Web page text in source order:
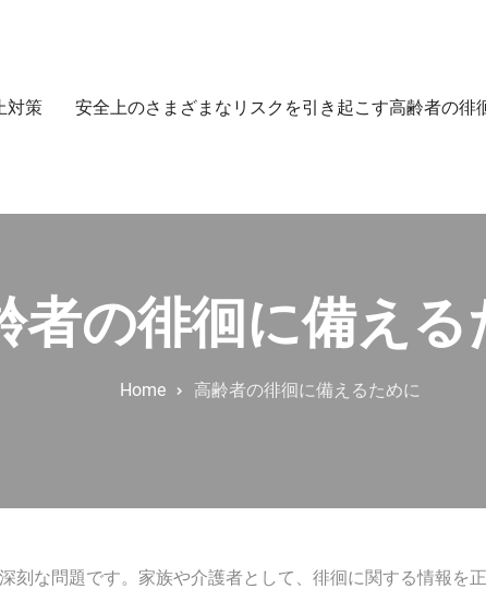
対策 安全上のさまざまなリスクを引き起こす高齢者の徘
者の徘徊に備える
Home 高齢者の徘徊に備えるために
刻な問題です。家族や介護者として、徘徊に関する情報を